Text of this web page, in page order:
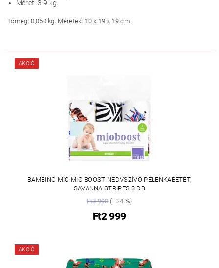
Méret: 3-9 kg.
Tömeg: 0,050 kg. Méretek: 10 x 19 x 19 cm.
AKCIÓ
BAMBINO MIO MIO BOOST NEDVSZÍVÓ PELENKABETÉT,
SAVANNA STRIPES 3 DB
Ft3 990(–24 %)
Ft2 999
AKCIÓ